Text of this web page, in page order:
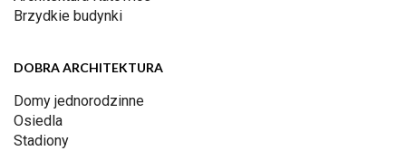
Brzydkie budynki
DOBRA ARCHITEKTURA
Domy jednorodzinne
Osiedla
Stadiony